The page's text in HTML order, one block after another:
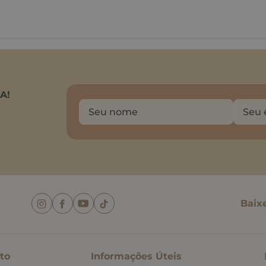
Informações Úteis